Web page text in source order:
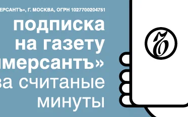
Реклама в «Ъ»